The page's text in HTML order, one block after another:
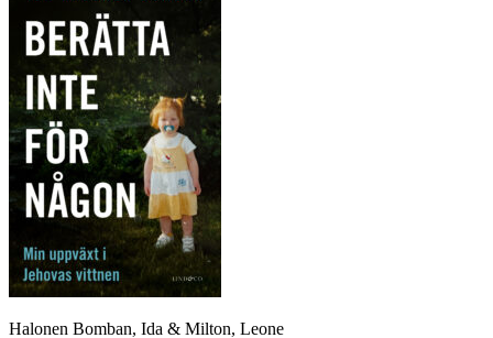
Halonen Bomban, Ida & Milton, Leone